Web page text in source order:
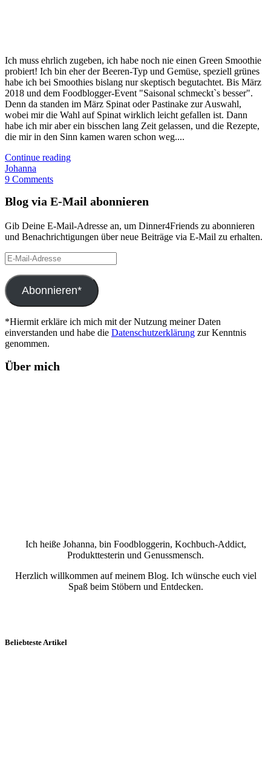
Ich muss ehrlich zugeben, ich habe noch nie einen Green Smoothie
probiert! Ich bin eher der Beeren-Typ und Gemüse, speziell grünes
habe ich bei Smoothies bislang nur skeptisch begutachtet. Bis März
2018 und dem Foodblogger-Event "Saisonal schmeckt`s besser".
Denn da standen im März Spinat oder Pastinake zur Auswahl,
wobei mir die Wahl auf Spinat wirklich leicht gefallen ist. Dann
habe ich mir aber ein bisschen lang Zeit gelassen, und die Rezepte,
die mir in den Sinn kamen waren schon weg....
Continue reading
Johanna
9 Comments
Blog via E-Mail abonnieren
Gib Deine E-Mail-Adresse an, um Dinner4Friends zu abonnieren
und Benachrichtigungen über neue Beiträge via E-Mail zu erhalten.
E-
Mail-
Adresse
Abonnieren*
*Hiermit erkläre ich mich mit der Nutzung meiner Daten
einverstanden und habe die Datenschutzerklärung zur Kenntnis
genommen.
Über mich
Ich heiße Johanna, bin Foodbloggerin, Kochbuch-Addict,
Produkttesterin und Genussmensch.
Herzlich willkommen auf meinem Blog. Ich wünsche euch viel
Spaß beim Stöbern und Entdecken.
Beliebteste Artikel